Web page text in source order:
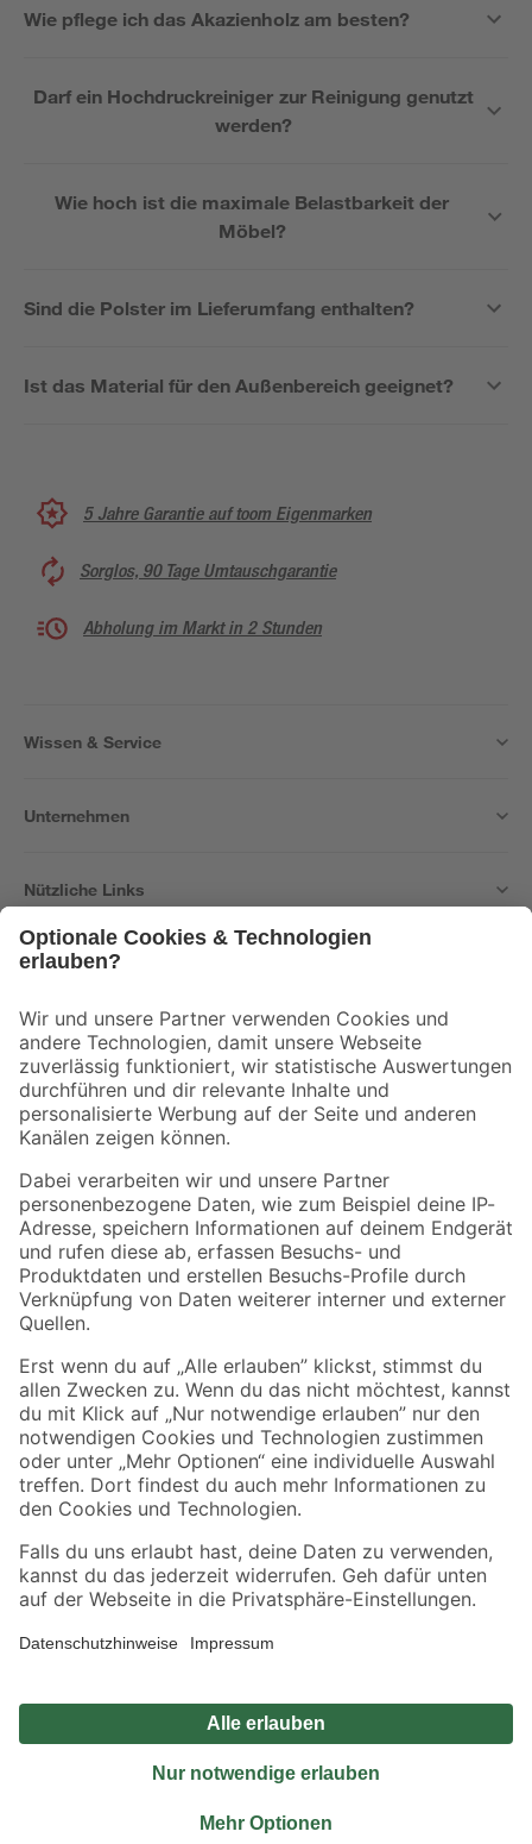
Wie pflege ich das Akazienholz am besten?
Darf ein Hochdruckreiniger zur Reinigung genutzt
werden?
Wie hoch ist die maximale Belastbarkeit der
Möbel?
Sind die Polster im Lieferumfang enthalten?
Ist das Material für den Außenbereich geeignet?
5 Jahre Garantie auf toom Eigenmarken
Sorglos, 90 Tage Umtauschgarantie
Abholung im Markt in 2 Stunden
Wissen & Service
Unternehmen
Nützliche Links
Der toom Newsletter: Keine Angebote und Aktionen mehr verpassen!
Zur Newsletter Anmeldung
Folge uns
Zahlungsarten Versandarten
Sicher einkaufen
Jetzt die toom-App herunterladen
Alle Preisangaben in EUR inkl. gesetzl. MwSt.. Die dargestellten Angebote sind unter
Umständen nicht in allen Märkten verfügbar. Die angegebenen Verfügbarkeiten beziehen
Produkte nur solange der Vorrat reicht.
*Paketversand ab 59 € versandkostenfrei, gilt nicht für Artikel mit Speditionsversand, hier
Privatsphäre Impressum
Nutzungsbedingungen
Widerrufsrecht
Vertrag widerrufen
© 2026 toom Baumarkt GmbH